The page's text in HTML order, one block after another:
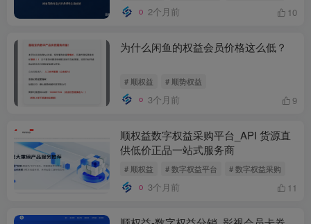
2个月前 10
为什么闲鱼的权益会员价格这么低？
# 顺权益 # 顺势权益
3个月前 9
顺权益数字权益采购平台_API 货源直
供低价正品一站式服务商
# 顺权益 # 数字权益平台 # 数字权益采购
3个月前 11